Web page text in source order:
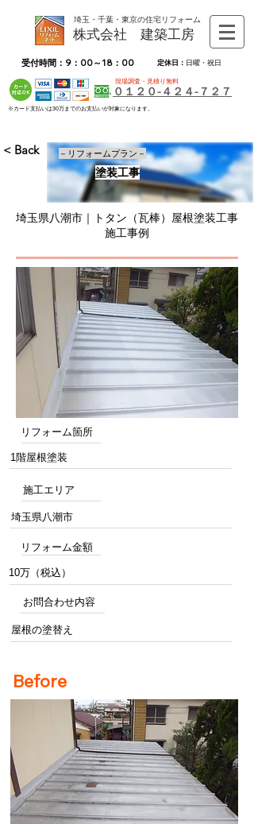
埼玉・千葉・東京の住宅リフォーム
株式会社 建築工房
受付時間：9：00～18：00 定休日： 日曜・祝日
現場調査・見積り無料
０１２０-４２４-７２７
※カード支払いは30万までのお支払いが対象になります。
< Back
塗装工事
－リフォームプラン－
埼玉県八潮市｜トタン（瓦棒）屋根塗装工事
施工事例
リフォーム箇所
1階屋根塗装
施工エリア
埼玉県八潮市
リフォーム金額
10万（税込）
お問合わせ内容
屋根の塗替え
Before